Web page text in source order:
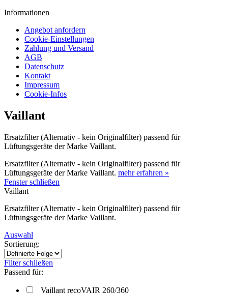
Informationen
Angebot anfordern
Cookie-Einstellungen
Zahlung und Versand
AGB
Datenschutz
Kontakt
Impressum
Cookie-Infos
Vaillant
Ersatzfilter (Alternativ - kein Originalfilter) passend für
Lüftungsgeräte der Marke Vaillant.
Ersatzfilter (Alternativ - kein Originalfilter) passend für
Lüftungsgeräte der Marke Vaillant. mehr erfahren »
Fenster schließen
Vaillant
Ersatzfilter (Alternativ - kein Originalfilter) passend für
Lüftungsgeräte der Marke Vaillant.
Auswahl
Sortierung:
Filter schließen
Passend für:
Vaillant recoVAIR 260/360